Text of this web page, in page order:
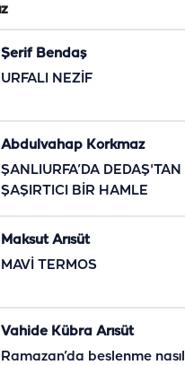
Şerif Bendaş
URFALI NEZİF
Abdulvahap Korkmaz
ŞANLIURFA’DA DEDAŞ'TAN
ŞAŞIRTICI BİR HAMLE
Maksut Arısüt
MAVİ TERMOS
Vahide Kübra Arısüt
Ramazan’da beslenme nasıl